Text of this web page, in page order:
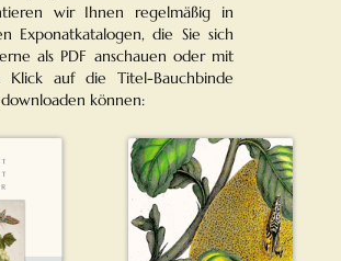
wir Ihnen regelmäßig in
Exponatkatalogen, die Sie sich
als PDF anschauen oder mit
Klick auf die Titel-Bauchbinde
können: